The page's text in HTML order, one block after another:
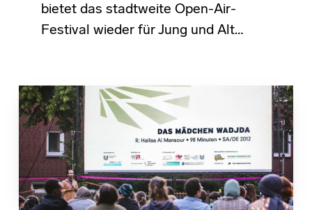
bietet das stadtweite Open-Air-
Festival wieder für Jung und Alt…